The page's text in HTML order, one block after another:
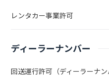
レンタカー事業許可
ディーラーナンバー
回送運行許可（ディーラーナン